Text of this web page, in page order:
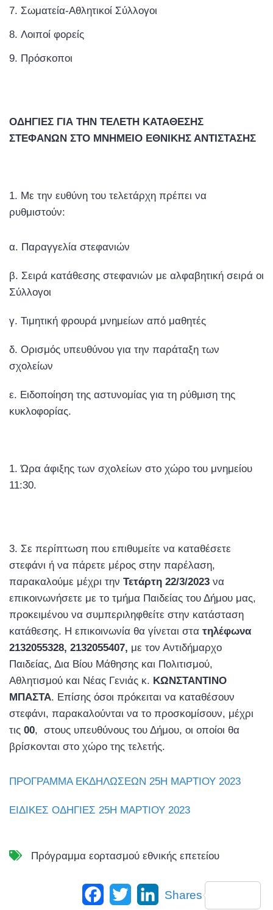
Σωματεία-Αθλητικοί Σύλλογοι
Λοιποί φορείς
Πρόσκοποι
ΟΔΗΓΙΕΣ ΓΙΑ ΤΗΝ ΤΕΛΕΤΗ ΚΑΤΑΘΕΣΗΣ
ΣΤΕΦΑΝΩΝ ΣΤΟ ΜΝΗΜΕΙΟ ΕΘΝΙΚΗΣ ΑΝΤΙΣΤΑΣΗΣ
Με την ευθύνη του τελετάρχη πρέπει να
ρυθμιστούν:
α. Παραγγελία στεφανιών
β. Σειρά κατάθεσης στεφανιών με αλφαβητική σειρά οι
Σύλλογοι
γ. Τιμητική φρουρά μνημείων από μαθητές
δ. Ορισμός υπευθύνου για την παράταξη των
σχολείων
ε. Ειδοποίηση της αστυνομίας για τη ρύθμιση της
κυκλοφορίας.
Ώρα άφιξης των σχολείων στο χώρο του μνημείου
11:30.
Σε περίπτωση που επιθυμείτε να καταθέσετε
στεφάνι ή να πάρετε μέρος στην παρέλαση,
παρακαλούμε μέχρι την Τετάρτη 22/3/2023 να
επικοινωνήσετε με το τμήμα Παιδείας του Δήμου μας,
προκειμένου να συμπεριληφθείτε στην κατάσταση
κατάθεσης. Η επικοινωνία θα γίνεται στα τηλέφωνα
2132055328, 2132055407, με τον Αντιδήμαρχο
Παιδείας, Δια Βίου Μάθησης και Πολιτισμού,
Αθλητισμού και Νέας Γενιάς κ. ΚΩΝΣΤΑΝΤΙΝΟ
ΜΠΑΣΤΑ. Επίσης όσοι πρόκειται να καταθέσουν
στεφάνι, παρακαλούνται να το προσκομίσουν, μέχρι
τις 00, στους υπευθύνους του Δήμου, οι οποίοι θα
βρίσκονται στο χώρο της τελετής.
ΠΡΟΓΡΑΜΜΑ ΕΚΔΗΛΩΣΕΩΝ 25Η ΜΑΡΤΙΟΥ 2023
ΕΙΔΙΚΕΣ ΟΔΗΓΙΕΣ 25Η ΜΑΡΤΙΟΥ 2023
Πρόγραμμα εορτασμού εθνικής επετείου
Facebook
Twitter LinkedIn
Shares